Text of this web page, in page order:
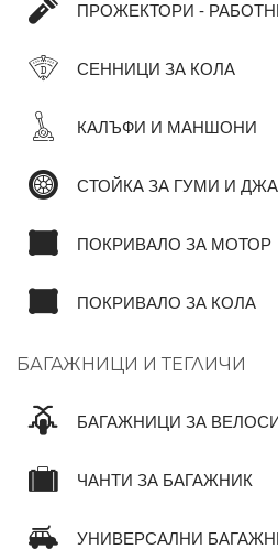
ПРОЖЕКТОРИ -
СЕННИЦИ ЗА КОЛА
КАЛЪФИ И МАНШОНИ
СТОЙКА ЗА ГУМИ И
ПОКРИВАЛО ЗА МОТОР
ПОКРИВАЛО ЗА КОЛА
БАГАЖНИЦИ И ТЕГЛИЧИ
БАГАЖНИЦИ ЗА
ЧАНТИ ЗА БАГАЖНИК
УНИВЕРСАЛНИ